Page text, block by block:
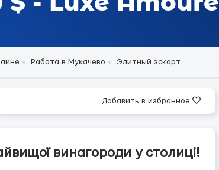
Работа в Мукачево Элитный эскорт
Добавить в избранное
винагороди у столиці!